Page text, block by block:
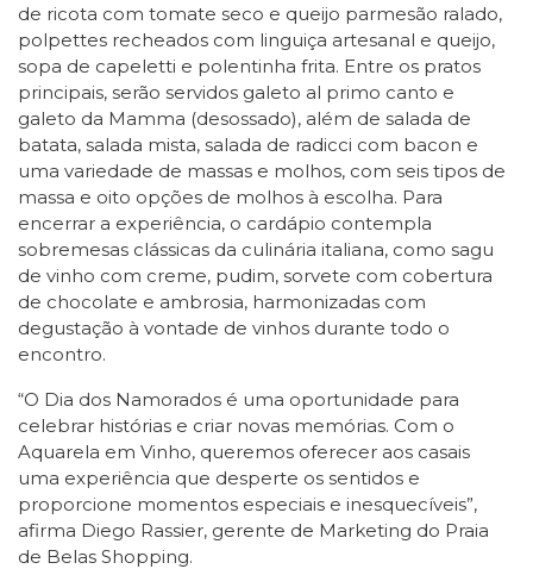
de ricota com tomate seco e queijo parmesão ralado,
polpettes recheados com linguiça artesanal e queijo,
sopa de capeletti e polentinha frita. Entre os pratos
principais, serão servidos galeto al primo canto e
galeto da Mamma (desossado), além de salada de
batata, salada mista, salada de radicci com bacon e
uma variedade de massas e molhos, com seis tipos de
massa e oito opções de molhos à escolha. Para
encerrar a experiência, o cardápio contempla
sobremesas clássicas da culinária italiana, como sagu
de vinho com creme, pudim, sorvete com cobertura
de chocolate e ambrosia, harmonizadas com
degustação à vontade de vinhos durante todo o
encontro.
“O Dia dos Namorados é uma oportunidade para
celebrar histórias e criar novas memórias. Com o
Aquarela em Vinho, queremos oferecer aos casais
uma experiência que desperte os sentidos e
proporcione momentos especiais e inesquecíveis”,
afirma Diego Rassier, gerente de Marketing do Praia
de Belas Shopping.